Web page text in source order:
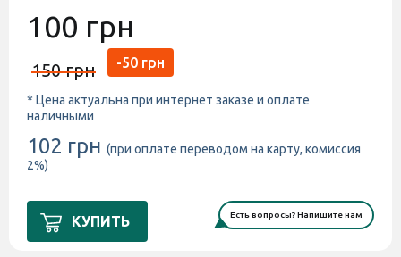
100 грн
150 грн -50 грн
* Цена актуальна при интернет заказе и оплате
наличными
102 грн (при оплате переводом на карту, комиссия
2%)
КУПИТЬ Есть вопросы? Напишите нам